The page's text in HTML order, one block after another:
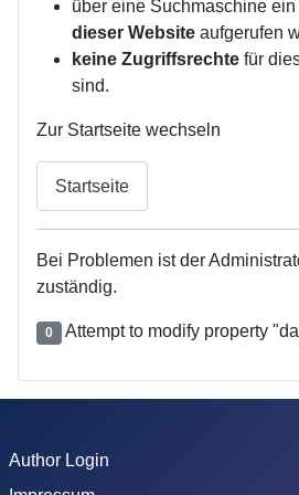
über eine Suchmaschine ein
dieser Website aufgerufen
keine Zugriffsrechte für
sind.
Zur Startseite wechseln
Startseite
Bei Problemen ist der
zuständig.
0 Attempt to modify property
Author Login